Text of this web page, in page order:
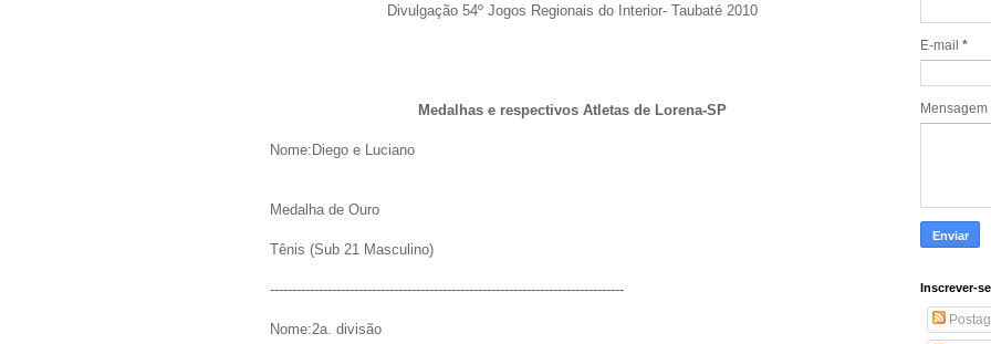
Divulgação 54º Jogos Regionais do Interior- Taubaté 2010
Medalhas e respectivos Atletas de Lorena-SP
Nome:Diego e Luciano
Medalha de Ouro
Tênis (Sub 21 Masculino)
--------------------------------------------------------------------------------
Nome:2a. divisão
E-mail *
Mensagem
Inscrever-